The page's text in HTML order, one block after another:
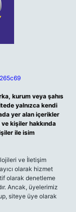
kurum veya şahıs
yalnızca kendi
yer alan içerikler
kişiler hakkında
ile isim
ve İletişim
olarak hizmet
olarak denetleme
Ancak, üyelerimiz
siteye üye olarak